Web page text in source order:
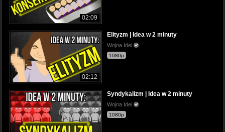
02:09
02:12
Elityzm | Idea w 2 minuty
Wojna Idei
1080p
Syndykalizm | Idea w 2 minuty
Wojna Idei
1080p